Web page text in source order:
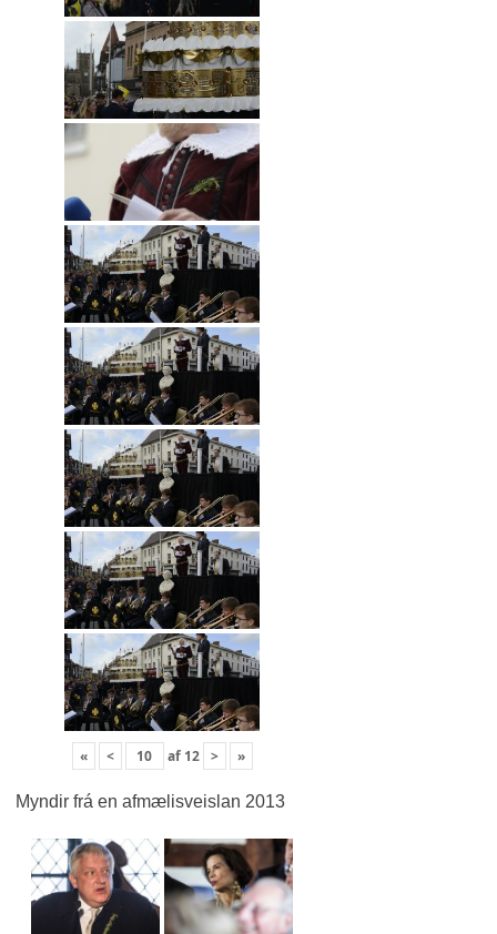
« < af 12 > »
Myndir frá en afmælisveislan 2013